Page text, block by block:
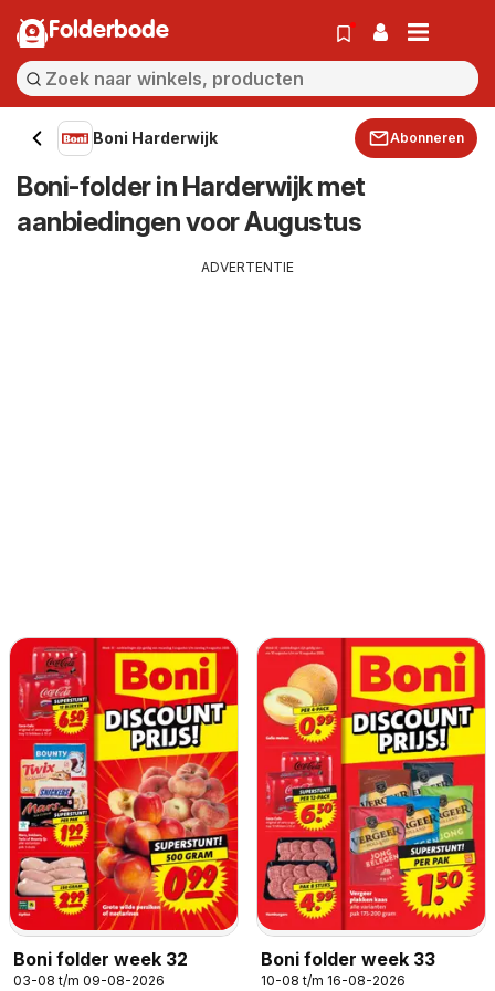
Folderbode
Boni Harderwijk Abonneren
Boni-folder in Harderwijk met
aanbiedingen voor Augustus
ADVERTENTIE
Boni folder week 32
03-08 t/m 09-08-2026
Boni folder week 33
10-08 t/m 16-08-2026